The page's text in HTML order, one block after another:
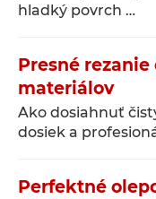
hladký povrch …
Presné
materiálov
Ako dosiahnuť
dosiek a
Perfektné